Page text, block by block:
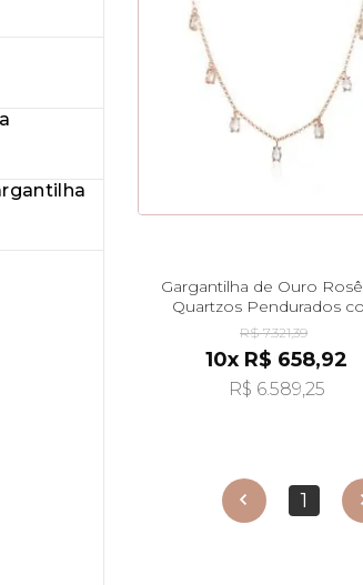
Gargantilha de Ouro
Quartzos Pendurados
40cm ga05110
R$ 7.321,39
10x R$ 658,92
R$ 6.589,25
anterior 1